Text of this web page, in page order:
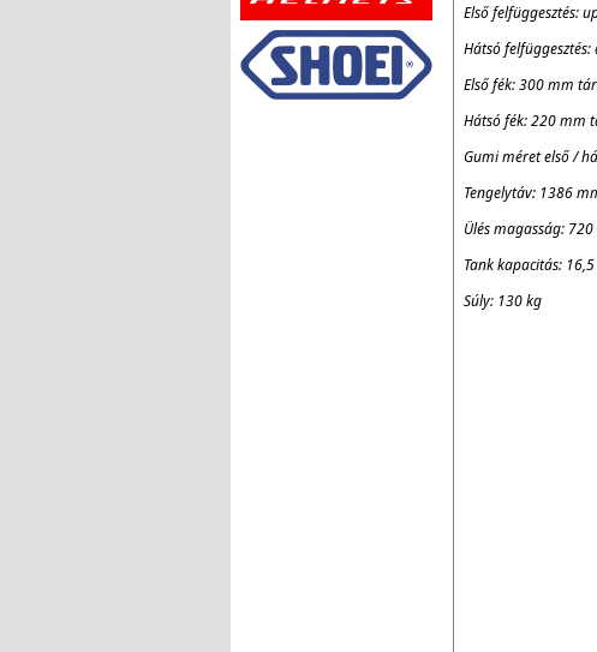
Első felfüggesztés:
Hátsó
Első fék: 300 mm
Hátsó fék: 220 mm
Gumi méret első /
Tengelytáv: 1386
Ülés magasság:
Tank kapacitás:
Súly: 130 kg